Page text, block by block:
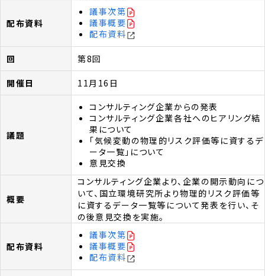
議事次第
議事概要
配布資料
第8回
11月16日
コンサルティング企業からの発表
コンサルティング企業各社へのヒアリング結
果について
「気候変動の物理的リスク評価等に資するデ
ータ一覧」について
意見交換
コンサルティング企業より、企業の開示動向につ
いて、国立環境研究所より物理的リスク評価等
に資するデータ一覧等について発表を行い、そ
の後意見交換を実施。
議事次第
議事概要
配布資料